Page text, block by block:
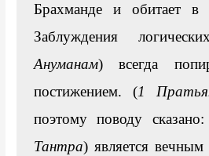
Брахманде и обитает в
Заблуждения
Ануманам) всегда
постижением. (1
поэтому поводу
Тантра) является вечным